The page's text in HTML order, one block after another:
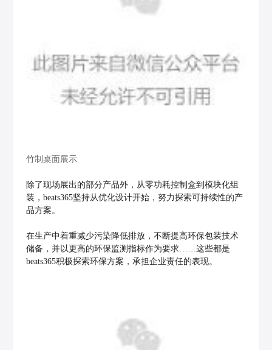
竹制桌面展示
除了现场展出的部分产品外，从零功耗控制盒到模块化组
装，beats365坚持从优化设计开始，努力探索可持续性的产
品方案。
在生产中着重减少污染降低排放，不断提高环保包装技术
储备，并以更高的环保监测指标作为要求……这些都是
beats365积极探索环保方案，承担企业责任的表现。